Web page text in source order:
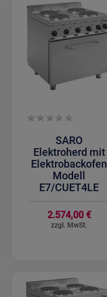
SARO
Elektroherd mit
Elektrobackofen
Modell
E7/CUET4LE
2.574,00 €